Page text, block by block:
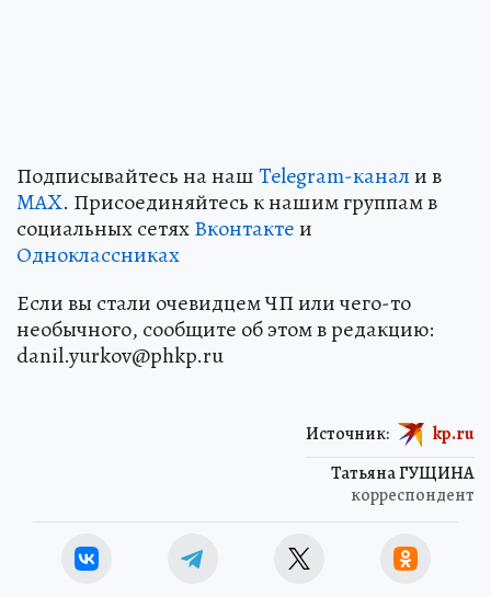
Подписывайтесь на нашTelegram-канали в
MAX. Присоединяйтесь к нашим группам в
социальных сетяхВконтактеи
Одноклассниках
Если вы стали очевидцем ЧП или чего-то
необычного, сообщите об этом в редакцию:
danil.yurkov@phkp.ru
Татьяна ГУЩИНА
корреспондент
Источник: kp.ru